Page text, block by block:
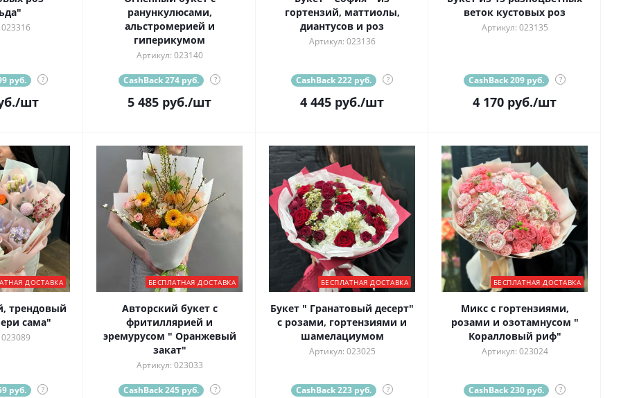
руб. ?
/шт
ранункулюсами,
альстромерией и
гиперикумом
Артикул: 023140
CashBack 274 руб. ?
5 485 руб./шт
гортензий, маттиолы,
диантусов и роз
Артикул: 023136
CashBack 222 руб. ?
4 445 руб./шт
веток кустовых роз
Артикул: 023135
CashBack 209 руб. ?
4 170 руб./шт
ДОСТАВКА
трендовый
сама"
руб. ?
БЕСПЛАТНАЯ ДОСТАВКА
Авторский букет с
фритиллярией и
эремурусом " Оранжевый
закат"
Артикул: 023033
CashBack 245 руб. ?
БЕСПЛАТНАЯ ДОСТАВКА
Букет " Гранатовый десерт"
с розами, гортензиями и
шамелациумом
Артикул: 023025
CashBack 223 руб. ?
БЕСПЛАТНАЯ ДОСТАВКА
Микс с гортензиями,
розами и озотамнусом "
Коралловый риф"
Артикул: 023024
CashBack 230 руб. ?